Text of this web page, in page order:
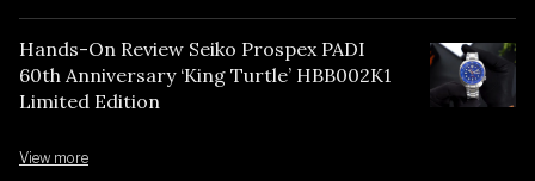
Hands-On Review Seiko Prospex PADI
60th Anniversary ‘King Turtle’ HBB002K1
Limited Edition
View more